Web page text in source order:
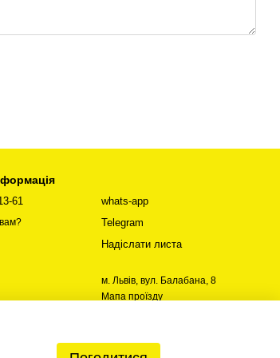
61
whats-app
Telegram
Надіслати листа
м. Львів, вул. Балабана, 8
Мапа проїзду